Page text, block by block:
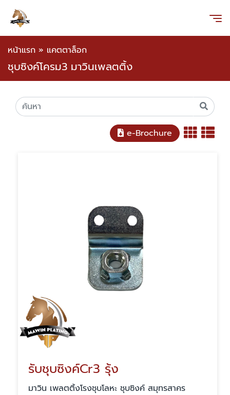
หน้าแรก » แคตตาล็อก
ชุบซิงค์โครม3 มาวินเพลตติ้ง
e-Brochure
รับชุบซิงค์Cr3 รุ้ง
มาวิน เพลตติ้งโรงชุบโลหะ ชุบซิงค์ สมุทรสาคร